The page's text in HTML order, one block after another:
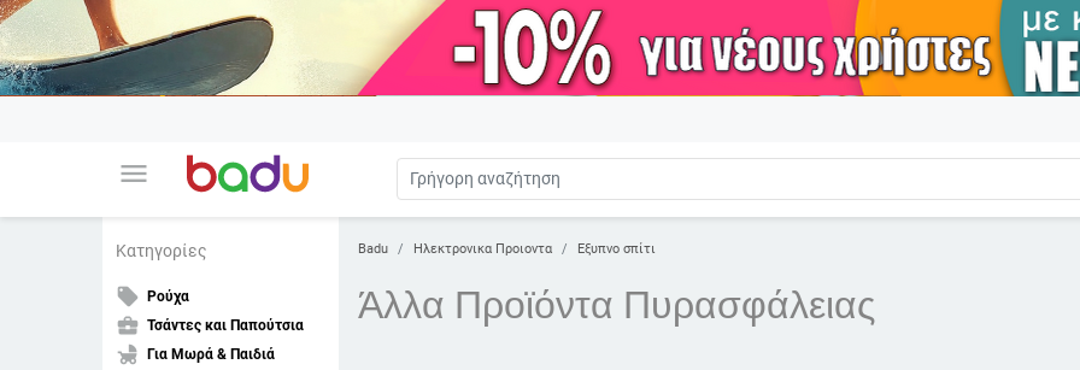
menu
Κατηγορίες
local_offer Ρούχα
business_center Τσάντες και Παπούτσια
child_friendly Για Μωρά & Παιδιά
Badu Ηλεκτρονικα Προιοντα Εξυπνο σπίτι
Άλλα Προϊόντα Πυρασφάλειας